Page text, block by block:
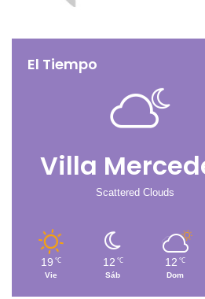
El Tiempo
Villa
Scattered Clouds
19 ℃
Vie
12 ℃
Sáb
12 ℃
Dom